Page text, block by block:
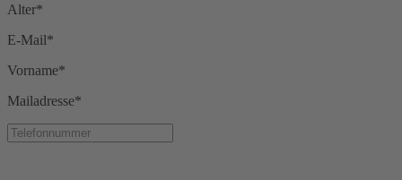
Alter*
E-Mail*
Vorname*
Mailadresse*